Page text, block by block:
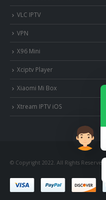
VLC IPTV
VPN
X96 Mini
Xciptv Player
Xiaomi Mi Box
Xtream IPTV iOS
© Copyright 2022. All Rights Reserved.